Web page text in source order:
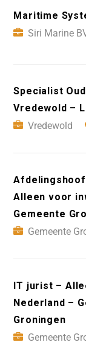
Maritime
Siri Marine
Specialist
Vredewold –
Vredewold
Alleen voor
Gemeente
Gemeente
IT jurist –
Nederland –
Groningen
Gemeente